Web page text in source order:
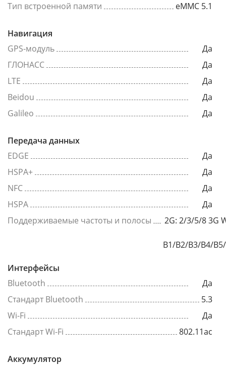
Тип встроенной памяти
eMMC 5.1
Навигация
GPS-модуль
Да
ГЛОНАСС
Да
LTE
Да
Beidou
Да
Galileo
Да
Передача данных
EDGE
Да
HSPA+
Да
NFC
Да
HSPA
Да
Поддерживаемые частоты и полосы
2G: 2/3/5/8 3G
B1/B2/B3/B4/
Интерфейсы
Bluetooth
Да
Стандарт Bluetooth
5.3
Wi-Fi
Да
Стандарт Wi-Fi
802.11ac
Аккумулятор